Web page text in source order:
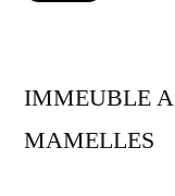
IMMEUBLE
MAMELLES